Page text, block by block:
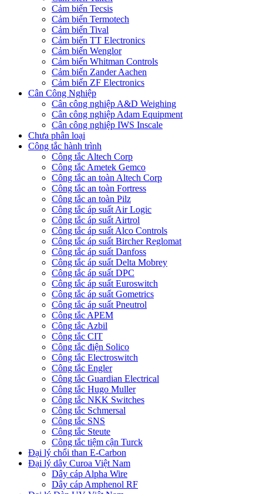
Cảm biến Tecsis
Cảm biến Termotech
Cảm biến Tival
Cảm biến TT Electronics
Cảm biến Wenglor
Cảm biến Whitman Controls
Cảm biến Zander Aachen
Cảm biến ZF Electronics
Cân Công Nghiệp
Cân công nghiệp A&D Weighing
Cân công nghiệp Adam Equipment
Cân công nghiệp IWS Inscale
Chưa phân loại
Công tắc hành trình
Công tắc Altech Corp
Công tắc Ametek Gemco
Công tắc an toàn Altech Corp
Công tắc an toàn Fortress
Công tắc an toàn Pilz
Công tắc áp suất Air Logic
Công tắc áp suất Airtrol
Công tắc áp suất Alco Controls
Công tắc áp suất Bircher Reglomat
Công tắc áp suất Danfoss
Công tắc áp suất Delta Mobrey
Công tắc áp suất DPC
Công tắc áp suất Euroswitch
Công tắc áp suất Gometrics
Công tắc áp suất Pneutrol
Công tắc APEM
Công tắc Azbil
Công tắc CIT
Công tắc điện Solico
Công tắc Electroswitch
Công tắc Engler
Công tắc Guardian Electrical
Công tắc Hugo Muller
Công tắc NKK Switches
Công tắc Schmersal
Công tắc SNS
Công tắc Steute
Công tắc tiệm cận Turck
Đại lý chổi than E-Carbon
Đại lý dây Curoa Việt Nam
Dây cáp Alpha Wire
Dây cáp Amphenol RF